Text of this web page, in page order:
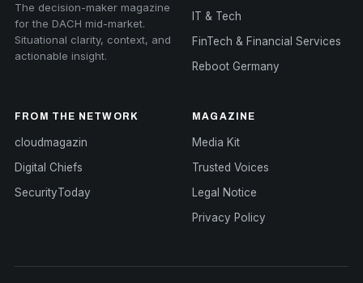
The decision-maker magazine
for the DACH mid-market.
Situational clarity, context, and
actionable insight.
IT & Tech
FinTech & Financial Services
Reboot Germany
FROM THE NETWORK
cloudmagazin
Digital Chiefs
SecurityToday
MAGAZINE
Media Kit
Trusted Voices
Legal Notice
Privacy Policy